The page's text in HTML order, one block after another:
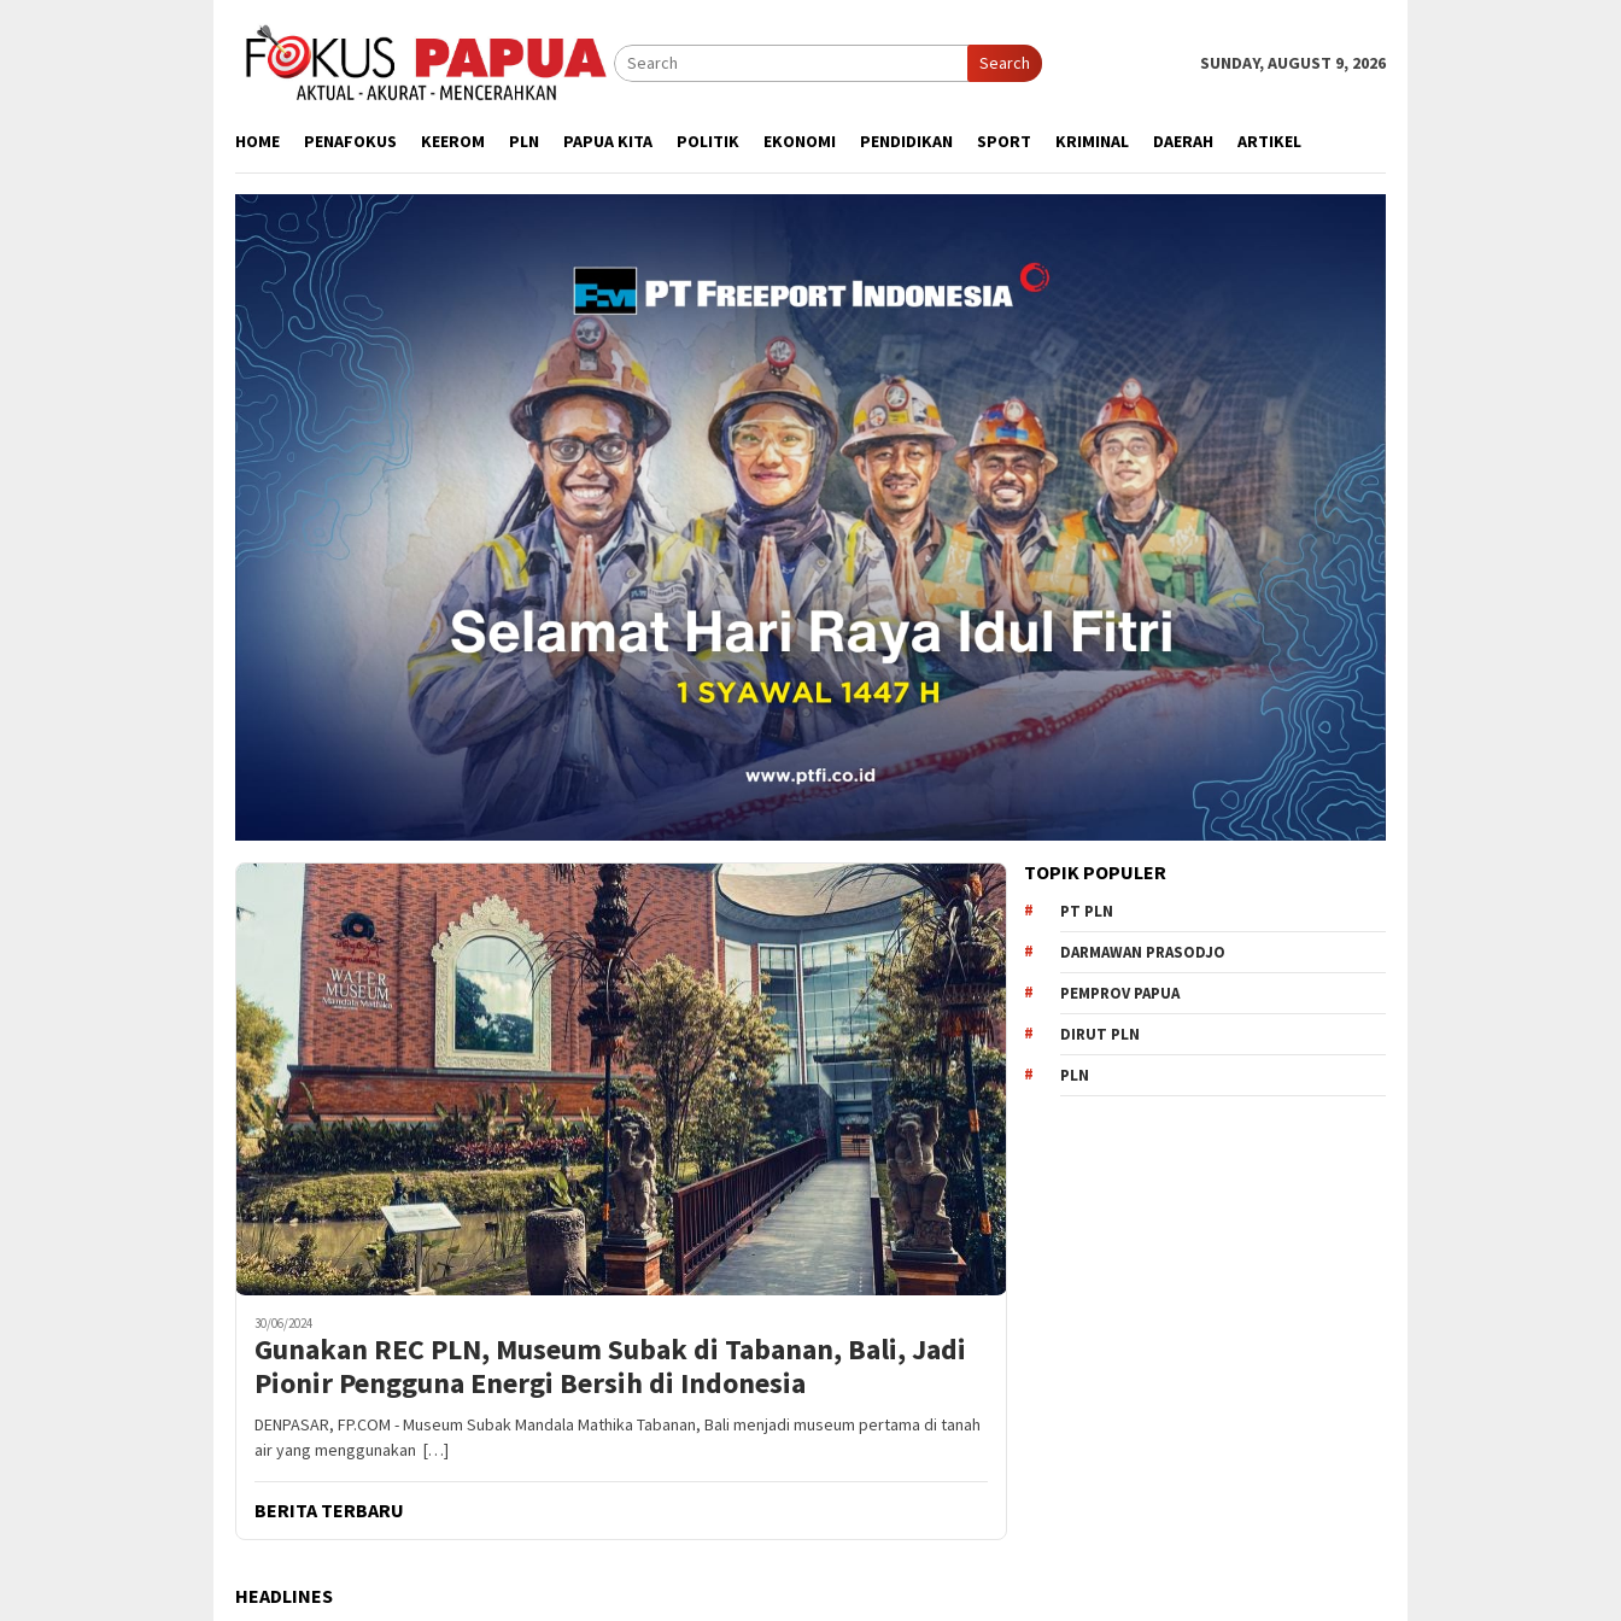
content
Search SUNDAY, AUGUST 9, 2026
HOME PENAFOKUS KEEROM PLN PAPUA KITA POLITIK EKONOMI PENDIDIKAN SPORT KRIMINAL DAERAH ARTIKEL
30/06/2024
Gunakan REC PLN, Museum Subak di Tabanan, Bali, Jadi
Pionir Pengguna Energi Bersih di Indonesia
DENPASAR, FP.COM - Museum Subak Mandala Mathika Tabanan, Bali menjadi museum pertama di tanah
air yang menggunakan […]
BERITA TERBARU
HEADLINES
TOPIK POPULER
PT PLN
DARMAWAN PRASODJO
PEMPROV PAPUA
DIRUT PLN
PLN